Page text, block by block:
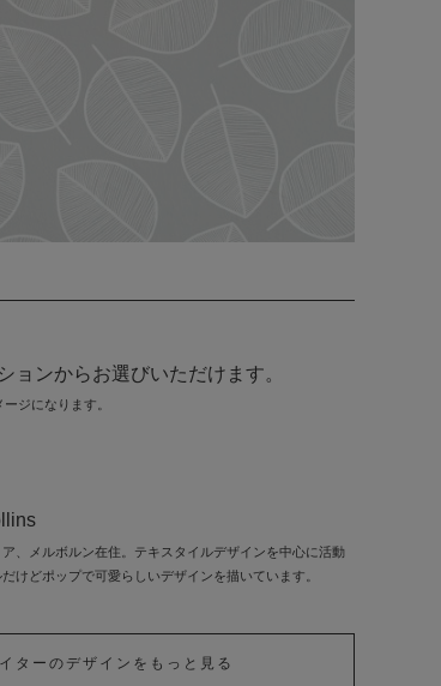
ョンからお選びいただけます。
ジになります。
、メルボルン在住。テキスタイルデザインを中心に活動
けどポップで可愛らしいデザインを描いています。
ターのデザインをもっと見る